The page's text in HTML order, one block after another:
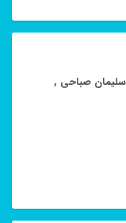
صباحی ,